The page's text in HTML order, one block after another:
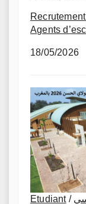
Agents
18/05/2026
Etudiant/